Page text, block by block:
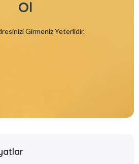
Ol
Girmeniz Yeterlidir.